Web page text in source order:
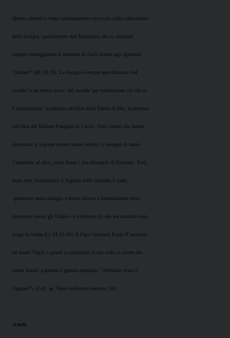
Questo obiettivo viene continuamente ravvivato dalla celebrazione
della liturgia, specialmente dell’Eucaristia, che si conclude
sempre riecheggiando il mandato di Gesù risorto agli Apostoli:
“Andate'” (Mt 28,19). La liturgia è sempre una chiamata ‘dal
mondo’ e un nuovo invio ‘nel mondo’ per testimoniare ciò che si
è sperimentato: la potenza salvifica della Parola di Dio, la potenza
salvifica del Mistero Pasquale di Cristo. Tutti coloro che hanno
incontrato il Signore risorto hanno sentito il bisogno di darne
l’annuncio ad altri, come fecero i due discepoli di Emmaus. Essi,
dopo aver riconosciuto il Signore nello spezzare il pane,
«partirono senza indugio e fecero ritorno a Gerusalemme dove
trovarono riuniti gli Undici» e riferirono ciò che era accaduto loro
lungo la strada (Lc 24,33-34). Il Papa Giovanni Paolo II esortava
ad essere “vigili e pronti a riconoscere il suo volto e correre dai
nostri fratelli a portare il grande annunzio: “Abbiamo visto il
Signore!”» (Lett. ap. Novo millennio ineunte, 59).
A tutti